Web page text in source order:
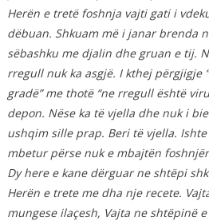
Herën e tretë foshnja vajti gati i
dëbuan. Shkuam më i janar brenda
sëbashku me djalin dhe gruan e tij.
rregull nuk ka asgjë. I kthej përgjigje
gradë” me thotë “ne rregull është
depon. Nëse ka të vjella dhe nuk i
ushqim sille prap. Beri të vjella.
mbetur përse nuk e mbajtën
Dy here e kane dërguar ne shtëpi
Herën e trete me dha nje recete.
mungese ilaçesh, Vajta ne shtëpinë